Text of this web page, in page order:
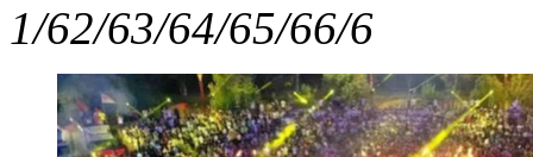
1/62/63/64/65/66/6